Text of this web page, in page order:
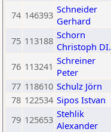
74 146393 Schneider
Gerhard
75 113188 Schorn
Christoph DI.
76 113241 Schreiner
Peter
77 118610 Schulz Jörn
78 122534 Sipos Istvan
79 125653 Stehlik
Alexander